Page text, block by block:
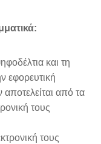
και τη
εφορευτική
από τα
τους
τους